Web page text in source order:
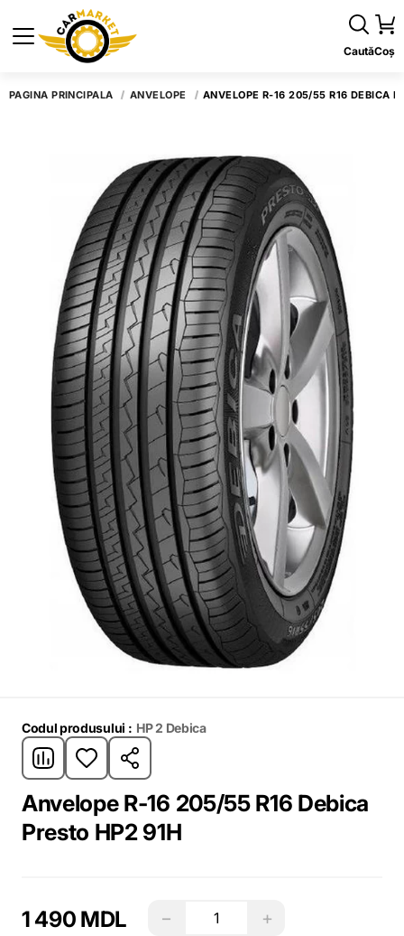
CautăCoș
PAGINA PRINCIPALĂ ANVELOPE ANVELOPE R-16 205/55 R16 DEBICA
Codul produsului : HP 2 Debica
Anvelope R-16 205/55 R16 Debica
Presto HP2 91H
1 490 MDL − +